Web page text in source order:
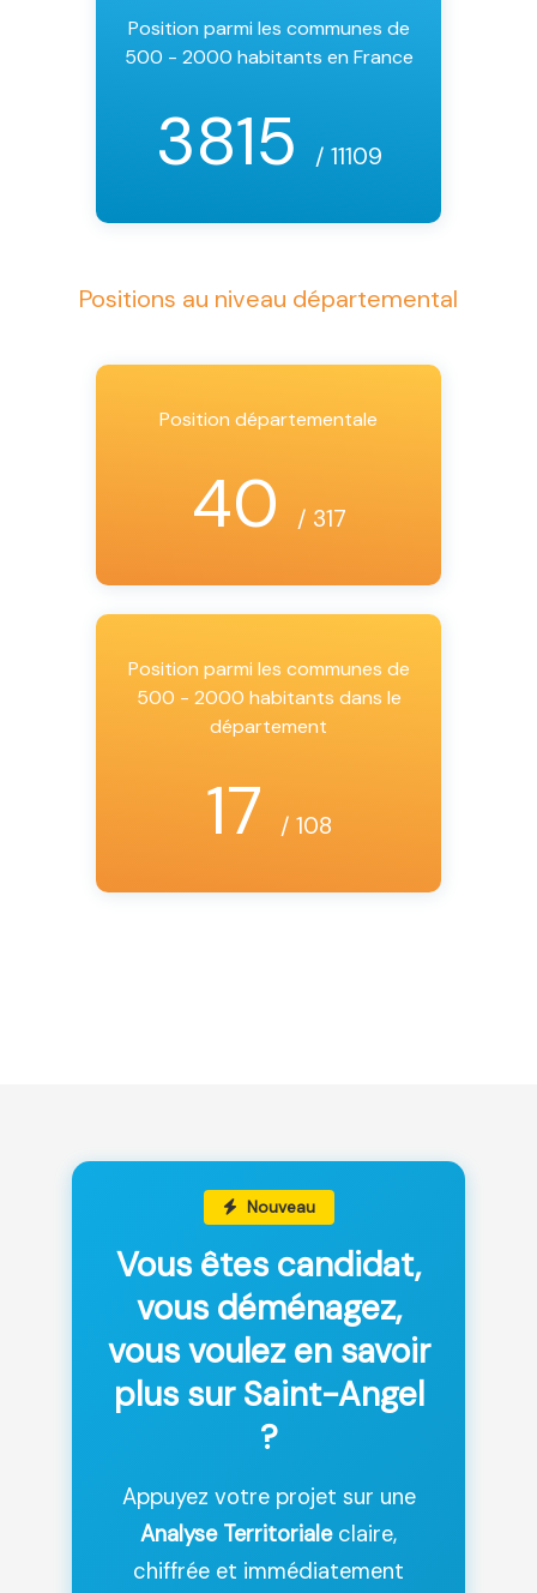
Position parmi les communes de
500 - 2000 habitants en France
3815 / 11109
Positions au niveau départemental
Position départementale
40 / 317
Position parmi les communes de
500 - 2000 habitants dans le
département
17 / 108
Nouveau
Vous êtes candidat,
vous déménagez,
vous voulez en savoir
plus sur Saint-Angel
?
Appuyez votre projet sur une
Analyse Territorialeclaire,
chiffrée et immédiatement